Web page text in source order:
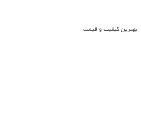
بهترین کیفیت و قیمت